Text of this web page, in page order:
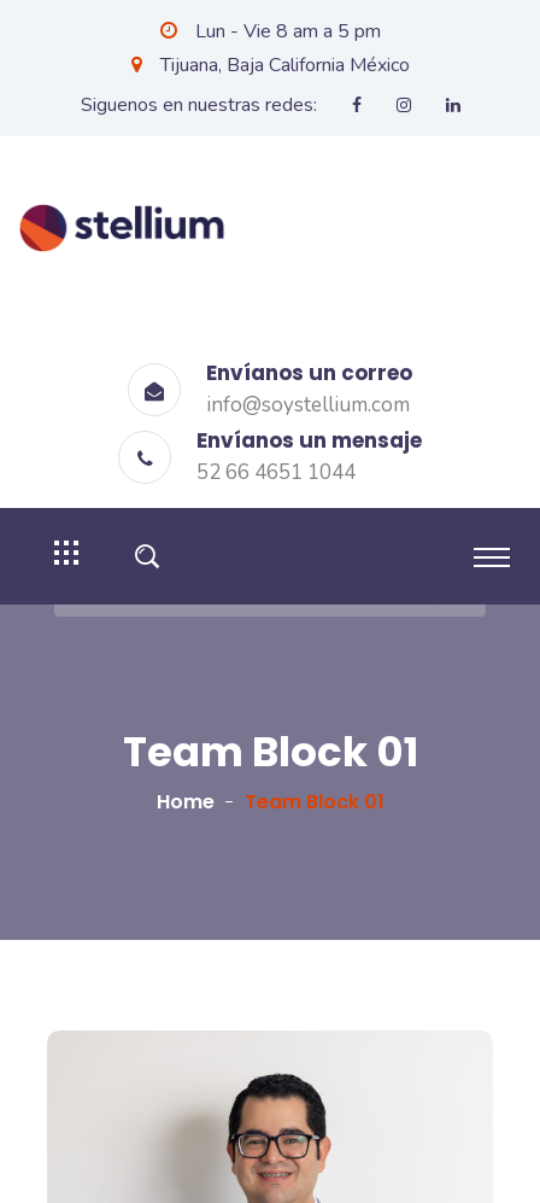
Lun - Vie 8 am a 5 pm
Tijuana, Baja California México
Siguenos en nuestras redes:
Envíanos un correo
info@soystellium.com
Envíanos un mensaje
52 66 4651 1044
Team Block 01
Home Team Block 01